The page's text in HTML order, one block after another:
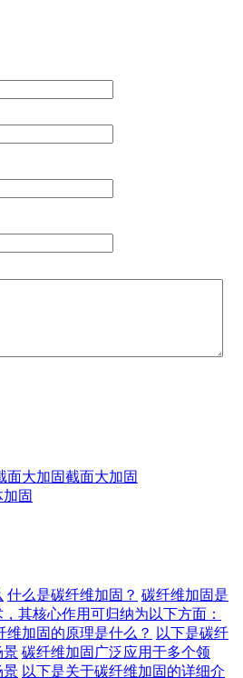
截面大加固
固
什么是碳纤维加固？ 碳纤维加固是
其核心作用可归纳为以下方面：
维加固的原理是什么？
以下是碳纤
景 碳纤维加固广泛应用于多个领
景 以下是关于碳纤维加固的详细介